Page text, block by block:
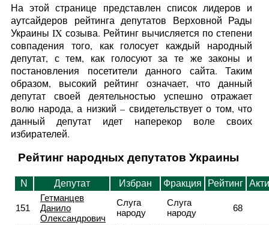
На этой странице представлен список лидеров и
аутсайдеров рейтинга депутатов Верховной Рады
Украины IX созыва. Рейтинг вычисляется по степени
совпадения того, как голосует каждый народный
депутат, с тем, как голосуют за те же законы и
постановления посетители данного сайта. Таким
образом, высокий рейтинг означает, что данный
депутат своей деятельностью успешно отражает
волю народа, а низкий – свидетельствует о том, что
данный депутат идет наперекор воле своих
избирателей.
Рейтинг народных депутатов Украины
N Депутат Избран Фракция Рейтинг
151
Гетманцев
Данило
Олександрович
Слуга
народу
Слуга
народу
68